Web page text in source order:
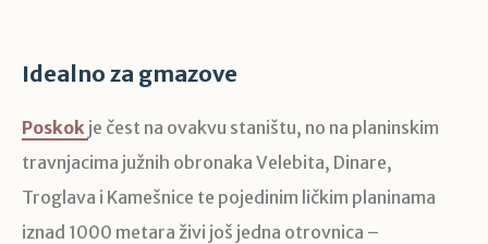
Idealno za gmazove
Poskok je čest na ovakvu staništu, no na planinskim
travnjacima južnih obronaka Velebita, Dinare,
Troglava i Kamešnice te pojedinim ličkim planinama
iznad 1000 metara živi još jedna otrovnica –